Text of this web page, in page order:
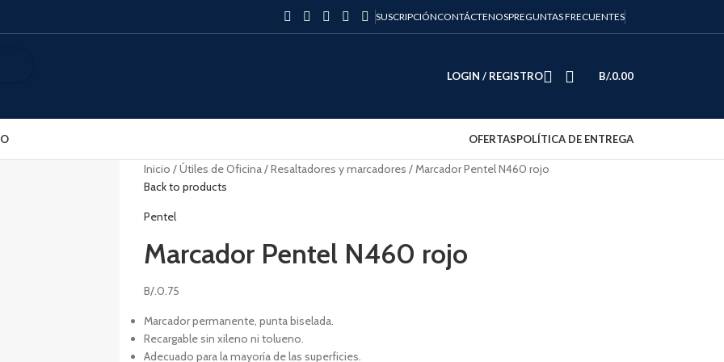
SUSCRIPCIÓNCONTÁCTENOSPREGUNTAS FRECUENTES
LOGIN / REGISTRO B/.0.00
OFERTASPOLÍTICA DE ENTREGA
Inicio Útiles de Oficina Resaltadores y marcadores
Marcador Pentel N460 rojo
Back to products
Pentel
Marcador Pentel N460 rojo
B/.0.75
Marcador permanente, punta biselada.
Recargable sin xileno ni tolueno.
Adecuado para la mayoría de las superficies.